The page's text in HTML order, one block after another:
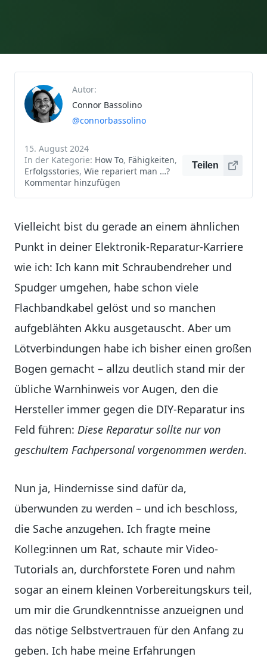
Autor:
Connor Bassolino
@connorbassolino
15. August 2024
In der Kategorie: How To, Fähigkeiten,
Erfolgsstories, Wie repariert man …?
Kommentar hinzufügen
Teilen
Vielleicht bist du gerade an einem ähnlichen
Punkt in deiner Elektronik-Reparatur-Karriere
wie ich: Ich kann mit Schraubendreher und
Spudger umgehen, habe schon viele
Flachbandkabel gelöst und so manchen
aufgeblähten Akku ausgetauscht. Aber um
Lötverbindungen habe ich bisher einen großen
Bogen gemacht – allzu deutlich stand mir der
übliche Warnhinweis vor Augen, den die
Hersteller immer gegen die DIY-Reparatur ins
Feld führen: Diese Reparatur sollte nur von
geschultem Fachpersonal vorgenommen werden.
Nun ja, Hindernisse sind dafür da,
überwunden zu werden – und ich beschloss,
die Sache anzugehen. Ich fragte meine
Kolleg:innen um Rat, schaute mir Video-
Tutorials an, durchforstete Foren und nahm
sogar an einem kleinen Vorbereitungskurs teil,
um mir die Grundkenntnisse anzueignen und
das nötige Selbstvertrauen für den Anfang zu
geben. Ich habe meine Erfahrungen